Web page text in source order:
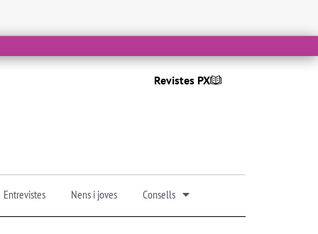
Revistes PX
Entrevistes Nens i joves Consells